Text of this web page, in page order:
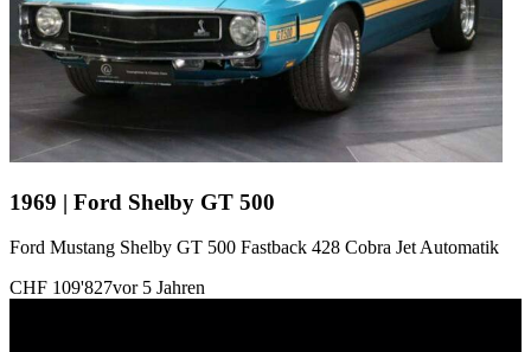
1969 | Ford Shelby GT 500
Ford Mustang Shelby GT 500 Fastback 428 Cobra Jet Automatik
CHF 109'827vor 5 Jahren